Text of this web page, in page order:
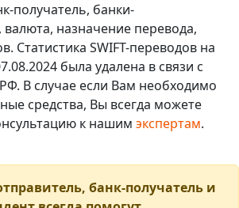
получатель, банки-
назначение перевода,
Статистика SWIFT-переводов на
была удалена в связи с
В случае если Вам необходимо
средства, Вы всегда можете
к нашим экспертам.
банк-получатель и